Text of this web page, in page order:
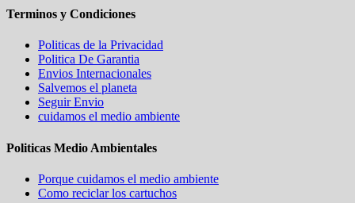
Terminos y Condiciones
Politicas de la Privacidad
Politica De Garantia
Envios Internacionales
Salvemos el planeta
Seguir Envio
cuidamos el medio ambiente
Politicas Medio Ambientales
Porque cuidamos el medio ambiente
Como reciclar los cartuchos